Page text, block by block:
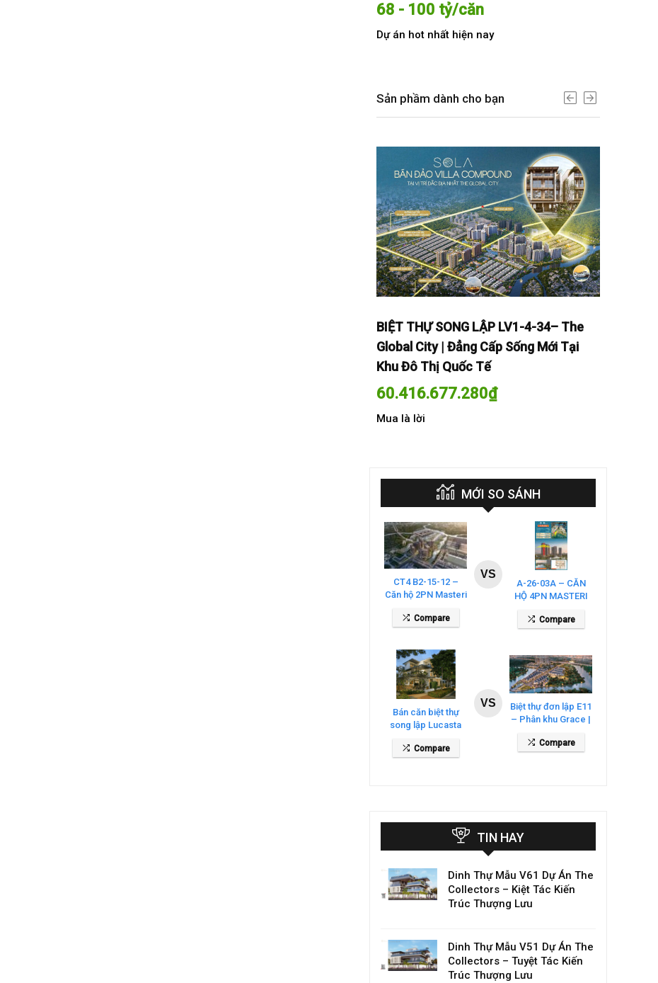
68 - 100 tỷ/căn
Dự án hot nhất hiện nay
Sản phầm dành cho bạn
BIỆT THỰ SONG LẬP LV1-4-34– The
Global City | Đẳng Cấp Sống Mới Tại
Khu Đô Thị Quốc Tế
60.416.677.280₫
Mua là lời
MỚI SO SÁNH
CT4 B2-15-12 –
Căn hộ 2PN Masteri
Compare
VS
A-26-03A – CĂN
HỘ 4PN MASTERI
COSMO CENTRAL
– THE GLOBAL
Compare
Bán căn biệt thự
song lập Lucasta
Villa – DT 175m2
giá 26 tỷ
Compare
VS
Biệt thự đơn lập E11
– Phân khu Grace |
Waters
Compare
TIN HAY
Dinh Thự Mẫu V61 Dự Án The
Collectors – Kiệt Tác Kiến
Trúc Thượng Lưu
Dinh Thự Mẫu V51 Dự Án The
Collectors – Tuyệt Tác Kiến
Trúc Thượng Lưu